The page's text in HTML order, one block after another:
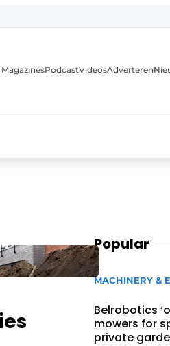
MagazinesPodcastVideosAdverteren
Popular
MACHINERY &
Belrobotics
mowers for
private